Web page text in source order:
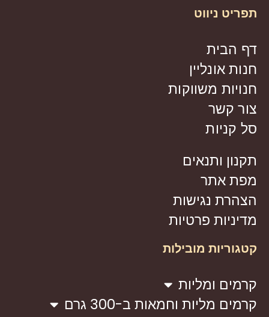
תפריט ניווט
דף הבית
חנות אונליין
חנויות משווקות
צור קשר
סל קניות
תקנון ותנאים
מפת אתר
הצהרת נגישות
מדיניות פרטיות
קטגוריות מובילות
קרמים ומליות
קרמים מליות וחמאות ב-300 גרם